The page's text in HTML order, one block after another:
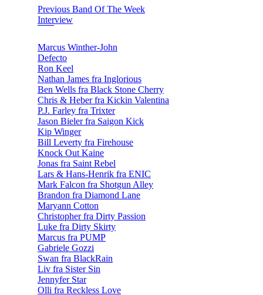
Previous Band Of The Week
Interview
Marcus Winther-John
Defecto
Ron Keel
Nathan James fra Inglorious
Ben Wells fra Black Stone Cherry
Chris & Heber fra Kickin Valentina
P.J. Farley fra Trixter
Jason Bieler fra Saigon Kick
Kip Winger
Bill Leverty fra Firehouse
Knock Out Kaine
Jonas fra Saint Rebel
Lars & Hans-Henrik fra ENIC
Mark Falcon fra Shotgun Alley
Brandon fra Diamond Lane
Maryann Cotton
Christopher fra Dirty Passion
Luke fra Dirty Skirty
Marcus fra PUMP
Gabriele Gozzi
Swan fra BlackRain
Liv fra Sister Sin
Jennyfer Star
Olli fra Reckless Love